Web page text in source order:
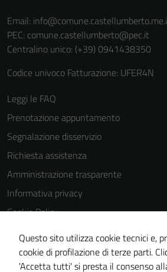
Email:
PEC: comune.castellumberto@pec.it
Centralino unico: (+39) 0941438350
Codice univoco Fatturazione: UFER4N
Leggi le FAQ
Prenotazione appuntamento
Segnalazione disservizio
Richiesta assistenza
Amministrazione trasparente
Informativa privacy
Cookie Policy
Note legali
Dichiarazione di accessibilità
Obiettivi di accessibilità
Questo sito utilizza cookie tecnici e,
cookie di profilazione di terze parti.
'Accetta tutti' si presta il consenso
per il